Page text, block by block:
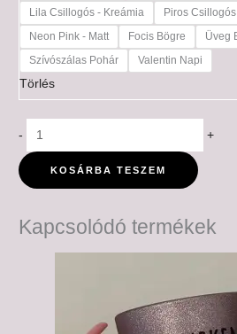
Lila Csillogós - Kreámia
Piros
Neon Pink - Matt
Focis Bögre
Üveg
Szívószálas Pohár
Valentin Napi
Törlés
- +
KOSÁRBA TESZEM
Kapcsolódó termékek